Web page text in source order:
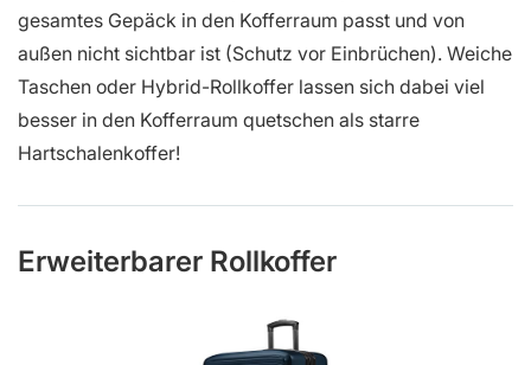
gesamtes Gepäck in den Kofferraum passt und von
außen nicht sichtbar ist (Schutz vor Einbrüchen). Weiche
Taschen oder Hybrid-Rollkoffer lassen sich dabei viel
besser in den Kofferraum quetschen als starre
Hartschalenkoffer!
Erweiterbarer Rollkoffer